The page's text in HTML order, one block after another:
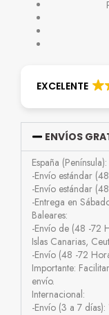
EXCELENTE
ENVÍOS
España (Península):
-Envío estándar
-Envío estándar
-Entrega en
Baleares:
-Envío de (48 -72
Islas Canarias,
-Envío (48 -72
Importante:
envío.
Internacional:
-Envío (3 a 7